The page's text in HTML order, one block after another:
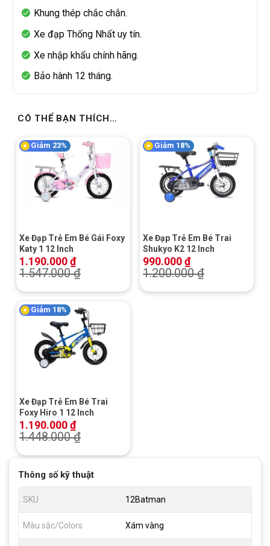
Khung thép chắc chắn.
Xe đạp Thống Nhất uy tín.
Xe nhập khẩu chính hãng.
Bảo hành 12 tháng.
CÓ THỂ BẠN THÍCH…
Giảm 23%
Xe Đạp Trẻ Em Bé Gái Foxy
Katy 1 12 Inch
1.190.000₫
1.547.000₫
Giảm 18%
Xe Đạp Trẻ Em Bé Trai
Shukyo K2 12 Inch
990.000₫
1.200.000₫
Giảm 18%
Xe Đạp Trẻ Em Bé Trai
Foxy Hiro 1 12 Inch
1.190.000₫
1.448.000₫
Thông số kỹ thuật
SKU 12Batman
Màu sắc/Colors Xám vàng